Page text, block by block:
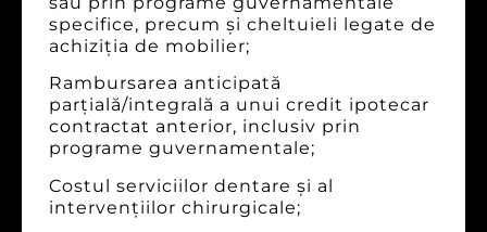
specifice, precum şi cheltuieli legate de
achiziţia de mobilier;
Rambursarea anticipată
parţială/integrală a unui credit ipotecar
contractat anterior, inclusiv prin
programe guvernamentale;
Costul serviciilor dentare şi al
intervenţiilor chirurgicale;